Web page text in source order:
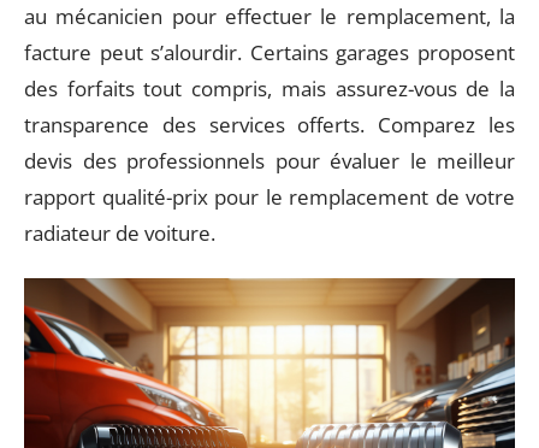
au mécanicien pour effectuer le remplacement, la
facture peut s’alourdir. Certains garages proposent
des forfaits tout compris, mais assurez-vous de la
transparence des services offerts. Comparez les
devis des professionnels pour évaluer le meilleur
rapport qualité-prix pour le remplacement de votre
radiateur de voiture.